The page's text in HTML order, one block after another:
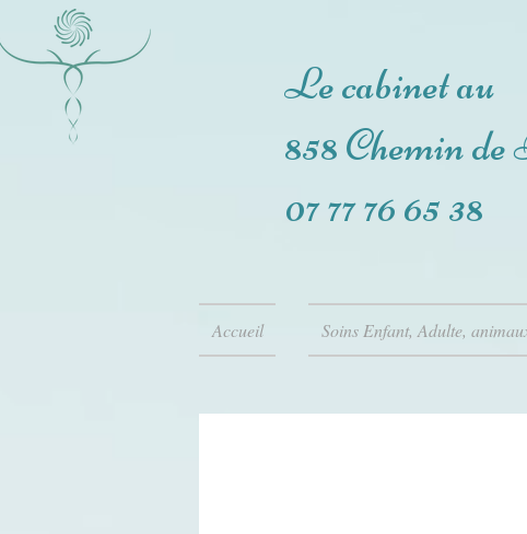
Le cabinet au
858 Chemin
07 77 76 65 38
Accueil Soins Enfant, Adulte,